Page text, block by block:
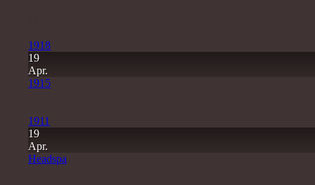
1918
19
Apr.
1915
1911
19
Apr.
Headspa